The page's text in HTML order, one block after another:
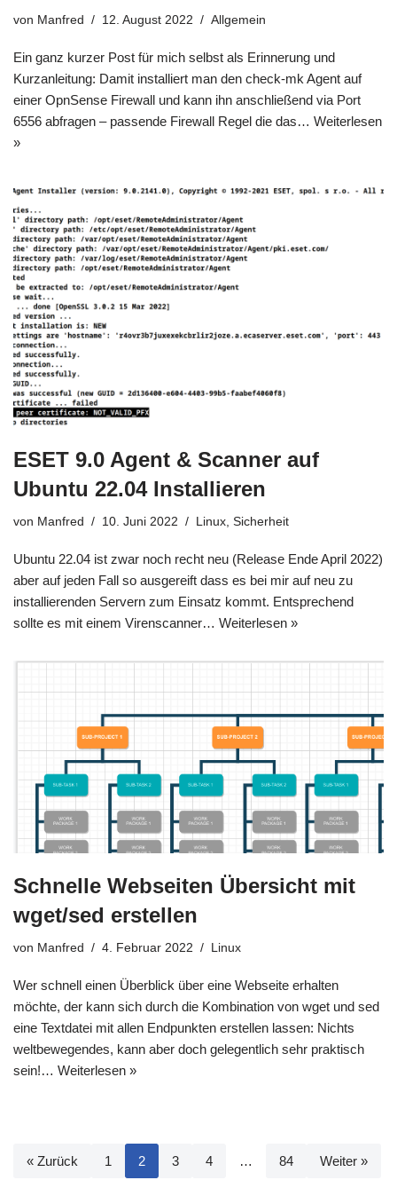
von Manfred 12. August 2022 Allgemein
Ein ganz kurzer Post für mich selbst als Erinnerung und
Kurzanleitung: Damit installiert man den check-mk Agent auf
einer OpnSense Firewall und kann ihn anschließend via Port
6556 abfragen – passende Firewall Regel die das… Weiterlesen
»
ESET 9.0 Agent & Scanner auf
Ubuntu 22.04 Installieren
von Manfred 10. Juni 2022 Linux, Sicherheit
Ubuntu 22.04 ist zwar noch recht neu (Release Ende April 2022)
aber auf jeden Fall so ausgereift dass es bei mir auf neu zu
installierenden Servern zum Einsatz kommt. Entsprechend
sollte es mit einem Virenscanner… Weiterlesen »
Schnelle Webseiten Übersicht mit
wget/sed erstellen
von Manfred 4. Februar 2022 Linux
Wer schnell einen Überblick über eine Webseite erhalten
möchte, der kann sich durch die Kombination von wget und sed
eine Textdatei mit allen Endpunkten erstellen lassen: Nichts
weltbewegendes, kann aber doch gelegentlich sehr praktisch
sein!… Weiterlesen »
« Zurück 1 2 3 4 … 84 Weiter »